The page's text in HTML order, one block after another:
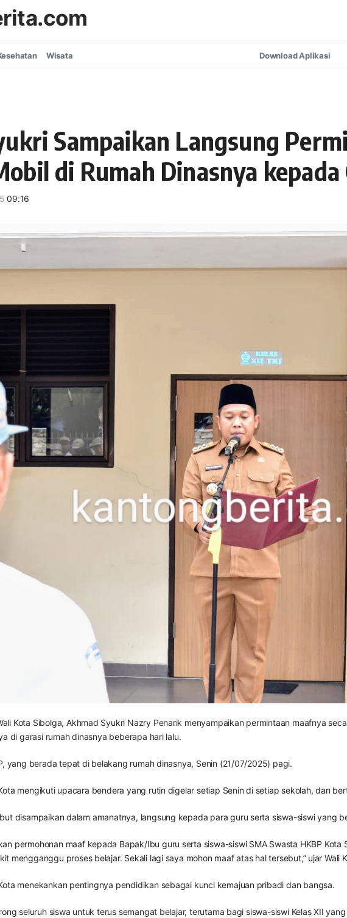
Wisata Download Aplikasi
Sampaikan Langsung
di Rumah Dinasnya
09:16
Kota Sibolga, Akhmad Syukri Nazry Penarik menyampaikan permintaan maafnya
di garasi rumah dinasnya beberapa hari lalu.
yang berada tepat di belakang rumah dinasnya, Senin (21/07/2025) pagi.
mengikuti upacara bendera yang rutin digelar setiap Senin di setiap sekolah, dan
disampaikan dalam amanatnya, langsung kepada para guru serta siswa-siswi yang
permohonan maaf kepada Bapak/Ibu guru serta siswa-siswi SMA Swasta HKBP
mengganggu proses belajar. Sekali lagi saya mohon maaf atas hal tersebut,” ujar Wali
menekankan pentingnya pendidikan sebagai kunci kemajuan pribadi dan bangsa.
seluruh siswa untuk terus semangat belajar, terutama bagi siswa-siswi Kelas XII